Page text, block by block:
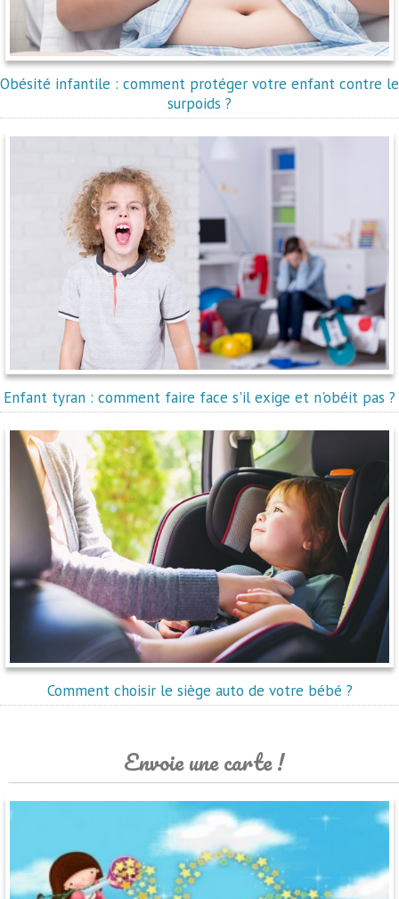
Obésité infantile : comment protéger votre enfant contre le
surpoids ?
Enfant tyran : comment faire face s'il exige et n'obéit pas ?
Comment choisir le siège auto de votre bébé ?
Envoie une carte !